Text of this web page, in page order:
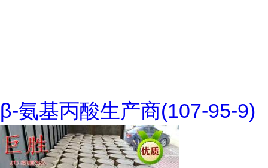
β-氨基丙酸生产商(107-95-9)